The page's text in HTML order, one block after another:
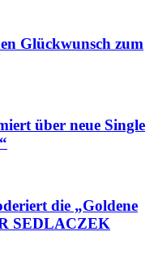
Glückwunsch zum
über neue Single
die „Goldene
SEDLACZEK